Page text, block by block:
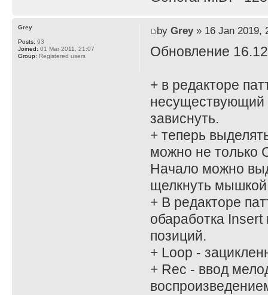
by Grey» 16 Jan 2019,
Обновление
+ в редакторе
несуществующий
зависнуть.
+ теперь
можно не только
Начало можно
щелкнуть мышкой
+ В редакторе
обаработка Insert
позиций.
+ Loop -
+ Rec - ввод
Grey
Posts: 93
Joined: 01 Mar 2011, 21:07
Group: Registered users